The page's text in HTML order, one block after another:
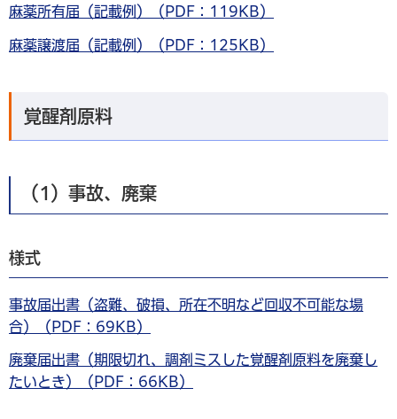
麻薬所有届（記載例）（PDF：119KB）
麻薬譲渡届（記載例）（PDF：125KB）
覚醒剤原料
（1）事故、廃棄
様式
事故届出書（盗難、破損、所在不明など回収不可能な場
合）（PDF：69KB）
廃棄届出書（期限切れ、調剤ミスした覚醒剤原料を廃棄し
たいとき）（PDF：66KB）